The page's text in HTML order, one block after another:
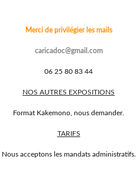
Merci de privilégier les mails
caricadoc@gmail.com
06 25 80 83 44
NOS AUTRES EXPOSITIONS
Format Kakemono, nous demander.
TARIFS
Nous acceptons les mandats administratifs.